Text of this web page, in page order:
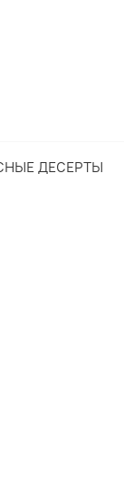
ДЕСЕРТЫ